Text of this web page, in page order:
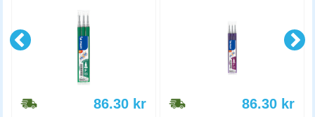
86.30 kr 86.30 kr